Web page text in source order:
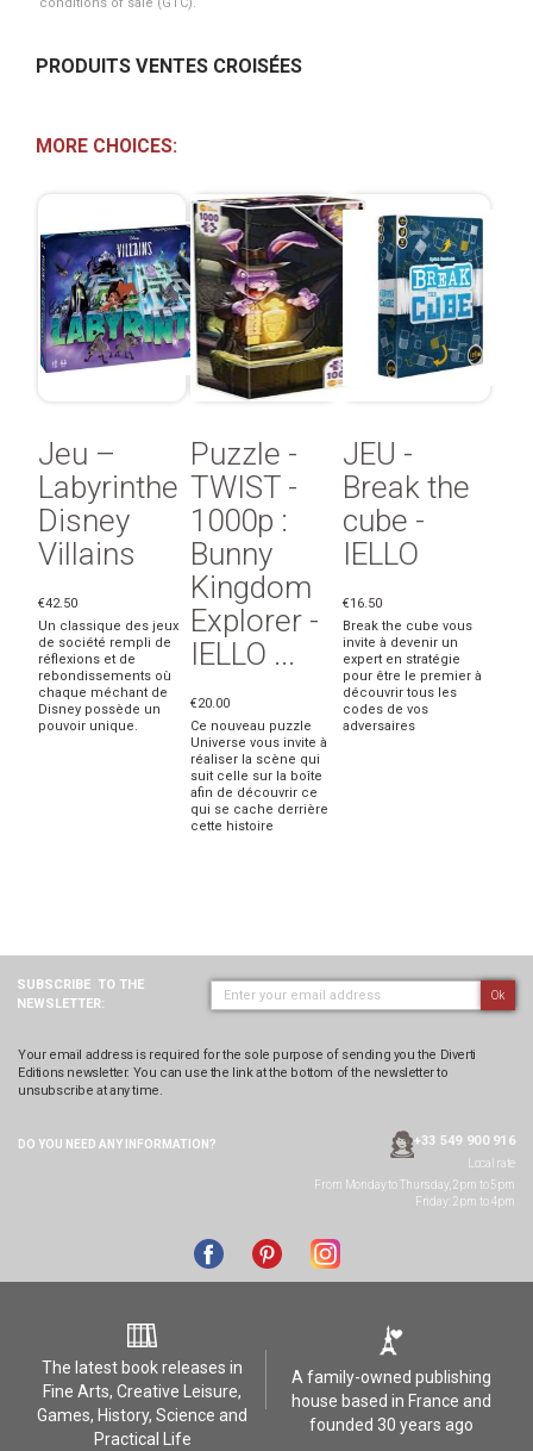
conditions of sale (GTC).
PRODUITS VENTES CROISÉES
MORE CHOICES:
Jeu –
Labyrinthe
Disney
Villains
€42.50
Un classique des jeux
de société rempli de
réflexions et de
rebondissements où
chaque méchant de
Disney possède un
pouvoir unique.
Puzzle -
TWIST -
1000p :
Bunny
Kingdom
Explorer -
IELLO ...
€20.00
Ce nouveau puzzle
Universe vous invite à
réaliser la scène qui
suit celle sur la boîte
afin de découvrir ce
qui se cache derrière
cette histoire
JEU -
Break the
cube -
IELLO
€16.50
Break the cube vous
invite à devenir un
expert en stratégie
pour être le premier à
découvrir tous les
codes de vos
adversaires
SUBSCRIBE TO THE
NEWSLETTER:
Ok
Your email address is required for the sole purpose of sending you the Diverti
Editions newsletter. You can use the link at the bottom of the newsletter to
unsubscribe at any time.
DO YOU NEED ANY INFORMATION? +33 549 900 916
Local rate
From Monday to Thursday, 2pm to 5pm
Friday: 2pm to 4pm
The latest book releases in
Fine Arts, Creative Leisure,
Games, History, Science and
Practical Life
A family-owned publishing
house based in France and
founded 30 years ago